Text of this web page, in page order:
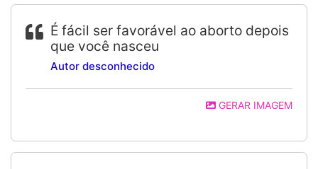
É fácil ser favorável ao aborto depois
que você nasceu
Autor desconhecido
GERAR IMAGEM